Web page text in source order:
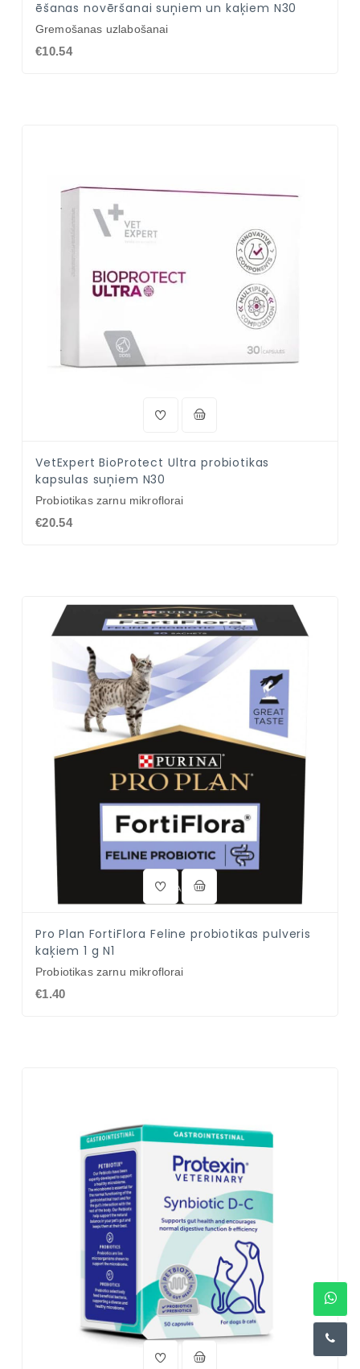
ēšanas novēršanai suņiem un kaķiem N30
Gremošanas uzlabošanai
€10.54
VetExpert BioProtect Ultra probiotikas
kapsulas suņiem N30
Probiotikas zarnu mikroflorai
€20.54
Pro Plan FortiFlora Feline probiotikas pulveris
kaķiem 1 g N1
Probiotikas zarnu mikroflorai
€1.40